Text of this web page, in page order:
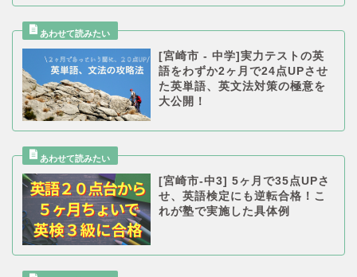
[宮崎市 - 中学]実力テストの英
語をわずか2ヶ月で24点UPさせ
た英単語、英文法対策の極意を
大公開！
[宮崎市-中3] 5ヶ月で35点UPさ
せ、英語検定にも逆転合格！こ
れが塾で実施した具体例